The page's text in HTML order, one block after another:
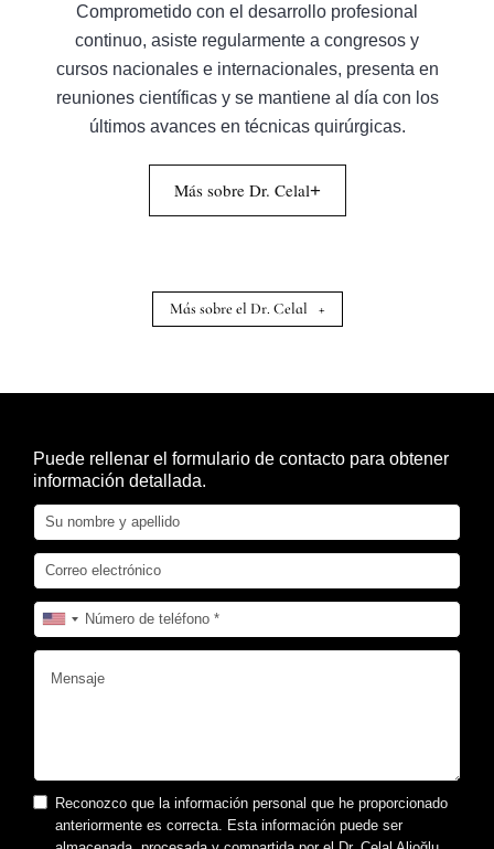
Comprometido con el desarrollo profesional
continuo, asiste regularmente a congresos y
cursos nacionales e internacionales, presenta en
reuniones científicas y se mantiene al día con los
últimos avances en técnicas quirúrgicas.
Más sobre Dr. Celal+
Más sobre el Dr. Celal +
Puede rellenar el formulario de contacto para obtener
información detallada.
Reconozco que la información personal que he proporcionado
anteriormente es correcta. Esta información puede ser